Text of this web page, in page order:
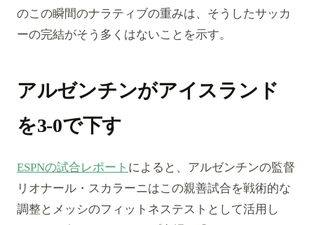
のこの瞬間のナラティブの重みは、そうしたサッカ
ーの完結がそう多くはないことを示す。
アルゼンチンがアイスランド
を3-0で下す
ESPNの試合レポート によると、アルゼンチンの監督
リオナール・スカラーニはこの親善試合を戦術的な
調整とメッシのフィットネステストとして活用し